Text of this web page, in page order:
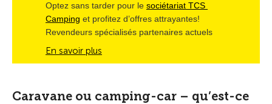
Optez sans tarder pour le sociétariat TCS
Camping et profitez d’offres attrayantes!
Revendeurs spécialisés partenaires actuels
En savoir plus
Caravane ou camping-car – qu’est-ce